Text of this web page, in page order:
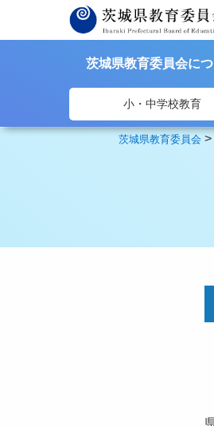
茨城県教育委員会に
小・中学校教育
茨城県教育委員会